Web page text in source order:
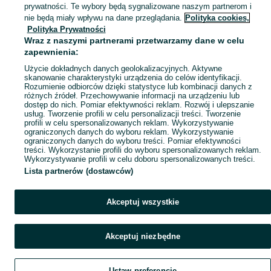
Mapa kategorii
Mapa miejscowości
Mapa ministron
Popularne wyszukiwania
prywatności. Te wybory będą sygnalizowane naszym partnerom i
nie będą miały wpływu na dane przeglądania. Polityka cookies,
Polityka Prywatności
Wraz z naszymi partnerami przetwarzamy dane w celu
zapewnienia:
Użycie dokładnych danych geolokalizacyjnych. Aktywne
skanowanie charakterystyki urządzenia do celów identyfikacji.
Rozumienie odbiorców dzięki statystyce lub kombinacji danych z
różnych źródeł. Przechowywanie informacji na urządzeniu lub
dostęp do nich. Pomiar efektywności reklam. Rozwój i ulepszanie
usług. Tworzenie profili w celu personalizacji treści. Tworzenie
profili w celu spersonalizowanych reklam. Wykorzystywanie
ograniczonych danych do wyboru reklam. Wykorzystywanie
ograniczonych danych do wyboru treści. Pomiar efektywności
treści. Wykorzystanie profili do wyboru spersonalizowanych reklam.
Wykorzystywanie profili w celu doboru spersonalizowanych treści.
Lista partnerów (dostawców)
Akceptuj wszystkie
Akceptuj niezbędne